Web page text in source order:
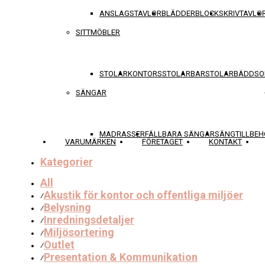
ANSLAGSTAVLORBLÄDDERBLOCK
SITTMÖBLER
STOLARKONTORSSTOLARBARSTOLAR
SÄNGAR
MADRASSERFÄLLBARA SÄNGAR
VARUMÄRKEN FÖRETAGET KONTAKT
Kategorier
All
⁄Akustik för kontor och offentliga miljöer
⁄Belysning
⁄Inredningsdetaljer
⁄Miljösortering
⁄Outlet
⁄Presentation & Kommunikation